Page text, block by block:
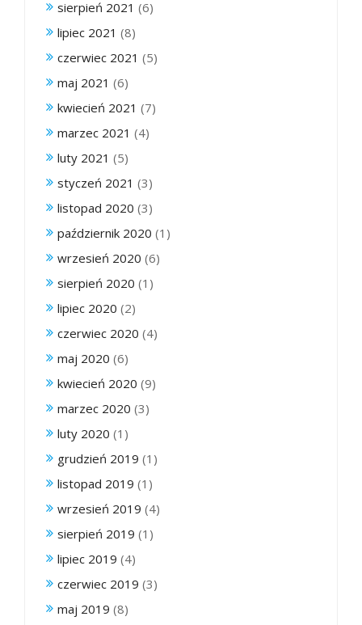
sierpień 2021 (6)
lipiec 2021 (8)
czerwiec 2021 (5)
maj 2021 (6)
kwiecień 2021 (7)
marzec 2021 (4)
luty 2021 (5)
styczeń 2021 (3)
listopad 2020 (3)
październik 2020 (1)
wrzesień 2020 (6)
sierpień 2020 (1)
lipiec 2020 (2)
czerwiec 2020 (4)
maj 2020 (6)
kwiecień 2020 (9)
marzec 2020 (3)
luty 2020 (1)
grudzień 2019 (1)
listopad 2019 (1)
wrzesień 2019 (4)
sierpień 2019 (1)
lipiec 2019 (4)
czerwiec 2019 (3)
maj 2019 (8)